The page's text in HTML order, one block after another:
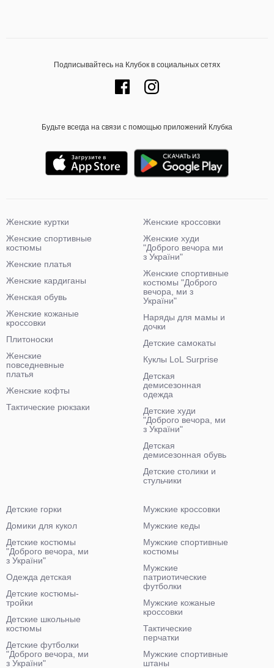
Подписывайтесь на Клубок в социальных сетях
Будьте всегда на связи с помощью приложений Клубка
Женские куртки
Женские спортивные
костюмы
Женские платья
Женские кардиганы
Женская обувь
Женские кожаные
кроссовки
Плитоноски
Женские
повседневные
платья
Женские кофты
Тактические рюкзаки
Женские кроссовки
Женские худи
"Доброго вечора ми
з України"
Женские спортивные
костюмы "Доброго
вечора, ми з
України"
Наряды для мамы и
дочки
Детские самокаты
Куклы LoL Surprise
Детская
демисезонная
одежда
Детские худи
"Доброго вечора, ми
з України"
Детская
демисезонная обувь
Детские столики и
стульчики
Детские горки
Домики для кукол
Детские костюмы
"Доброго вечора, ми
з України"
Одежда детская
Детские костюмы-
тройки
Детские школьные
костюмы
Детские футболки
"Доброго вечора, ми
з України"
Мужские кроссовки
Мужские кеды
Мужские спортивные
костюмы
Мужские
патриотические
футболки
Мужские кожаные
кроссовки
Тактические
перчатки
Мужские спортивные
штаны